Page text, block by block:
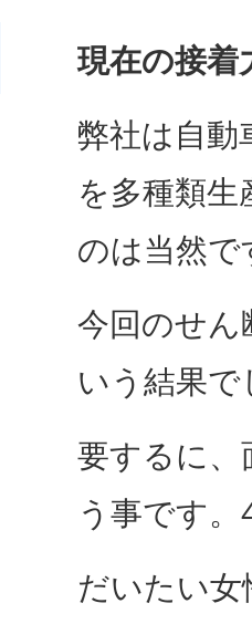
現在の接着
弊社は自動
を多種類
のは当然で
今回のせん
いう結果で
要するに、
う事です
だいたい女